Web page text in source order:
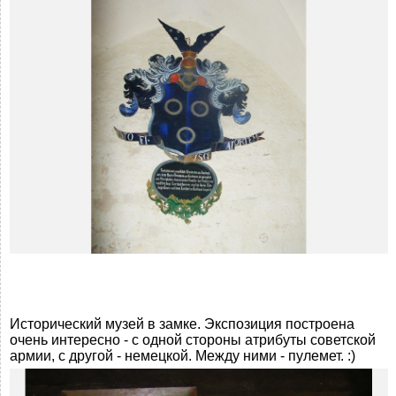
Исторический музей в замке. Экспозиция построена
очень интересно - с одной стороны атрибуты советской
армии, с другой - немецкой. Между ними - пулемет. :)